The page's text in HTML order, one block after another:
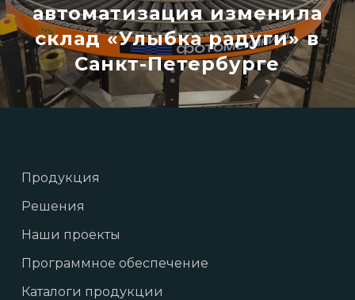
автоматизация изменила
склад «Улыбка радуги» в
Санкт-Петербурге
Продукция
Решения
Наши проекты
Программное обеспечение
Каталоги продукции